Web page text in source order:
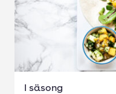
I säsong